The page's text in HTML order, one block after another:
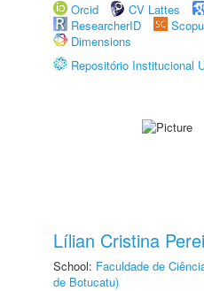
Orcid
CV Lattes
ResearcherID
Dimensions
Repositório Institucional
Lílian Cristina
School: Faculdade de
de Botucatu)